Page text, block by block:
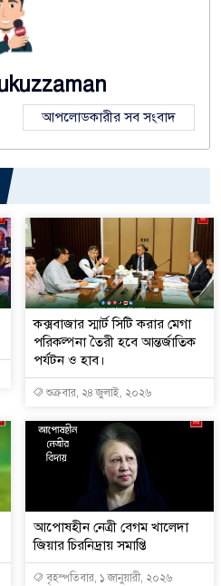
আপলোডকারীর সব সংবাদ
কক্সবাজার স্মার্ট সিটি করার মেগা
পরিকল্পনা তৈরী হবে আন্তর্জাতিক
পর্যটন ও হাব।
শুক্রবার, ২৪ জুলাই, ২০২৬
আপোষহীন নেত্রী বেগম খালেদা
জিয়ার চিরনিদ্রায় সমাপ্তি
বৃহস্পতিবার, ১ জানুয়ারী, ২০২৬